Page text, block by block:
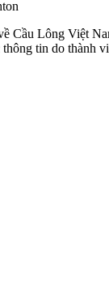
Cầu Lông Việt
tin do thành